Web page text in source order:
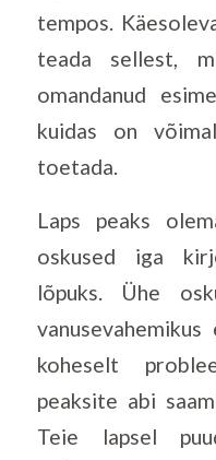
tempos.
teada sellest,
omandanud
kuidas on
toetada.
Laps peaks
oskused iga
lõpuks. Ühe
koheselt
peaksite abi
Teie lapsel